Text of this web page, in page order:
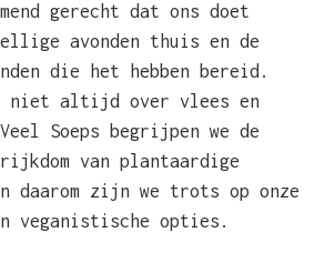
gerecht dat ons doet
avonden thuis en de
die het hebben bereid.
niet altijd over vlees en
Soeps begrijpen we de
van plantaardige
daarom zijn we trots op onze
veganistische opties.